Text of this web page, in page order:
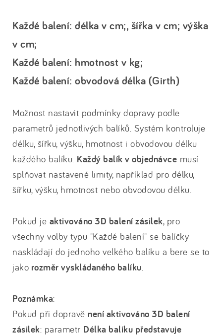
Každé balení: délka v cm;, šířka v cm; výška
v cm;
Každé balení: hmotnost v kg;
Každé balení: obvodová délka (Girth)
Možnost nastavit podmínky dopravy podle
parametrů jednotlivých balíků. Systém kontroluje
délku, šířku, výšku, hmotnost i obvodovou délku
každého balíku. Každý balík v objednávce musí
splňovat nastavené limity, například pro délku,
šířku, výšku, hmotnost nebo obvodovou délku.
Pokud je aktivováno 3D balení zásilek, pro
všechny volby typu "Každé balení" se balíčky
naskládají do jednoho velkého balíku a bere se to
jako rozměr vyskládaného balíku
Poznámka:
Pokud při dopravě není aktivováno 3D balení
zásilek: parametr Délka balíku představuje